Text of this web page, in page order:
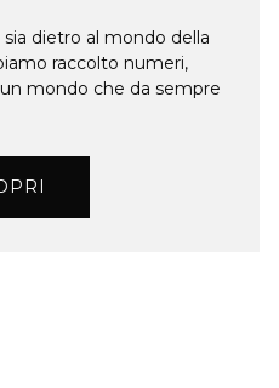
dietro al mondo della
raccolto numeri,
mondo che da sempre